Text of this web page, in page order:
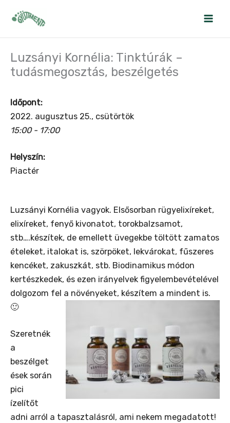
Luzsányi Kornélia: Tinktúrák –
tudásmegosztás, beszélgetés
Időpont:
2022. augusztus 25., csütörtök
15:00 - 17:00
Helyszín:
Piactér
Luzsányi Kornélia vagyok. Elsősorban rügyelixíreket,
elixíreket, fenyő kivonatot, torokbalzsamot,
stb….készítek, de emellett üvegekbe töltött zamatos
ételeket, italokat is, szörpöket, lekvárokat, fűszeres
kencéket, zakuszkát, stb. Biodinamikus módon
kertészkedek, és ezen irányelvek figyelembevételével
dolgozom fel a növényeket, készítem a mindent is.
🙂
Szeretnék
a
beszélget
ések során
pici
ízelítőt
adni arról a tapasztalásról, ami nekem megadatott!